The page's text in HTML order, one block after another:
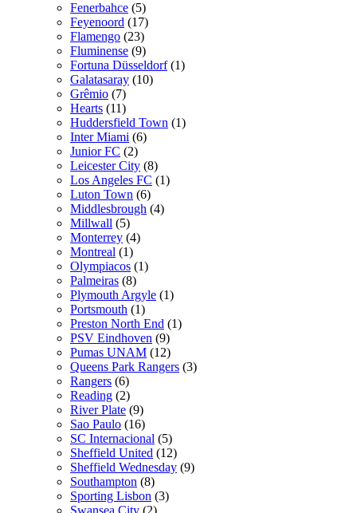
Fenerbahce (5)
Feyenoord (17)
Flamengo (23)
Fluminense (9)
Fortuna Düsseldorf (1)
Galatasaray (10)
Grêmio (7)
Hearts (11)
Huddersfield Town (1)
Inter Miami (6)
Junior FC (2)
Leicester City (8)
Los Angeles FC (1)
Luton Town (6)
Middlesbrough (4)
Millwall (5)
Monterrey (4)
Montreal (1)
Olympiacos (1)
Palmeiras (8)
Plymouth Argyle (1)
Portsmouth (1)
Preston North End (1)
PSV Eindhoven (9)
Pumas UNAM (12)
Queens Park Rangers (3)
Rangers (6)
Reading (2)
River Plate (9)
Sao Paulo (16)
SC Internacional (5)
Sheffield United (12)
Sheffield Wednesday (9)
Southampton (8)
Sporting Lisbon (3)
Swansea City (2)